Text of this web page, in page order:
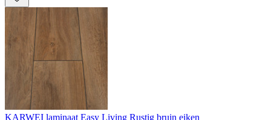
KARWEI laminaat Easy Living Rustig bruin eiken